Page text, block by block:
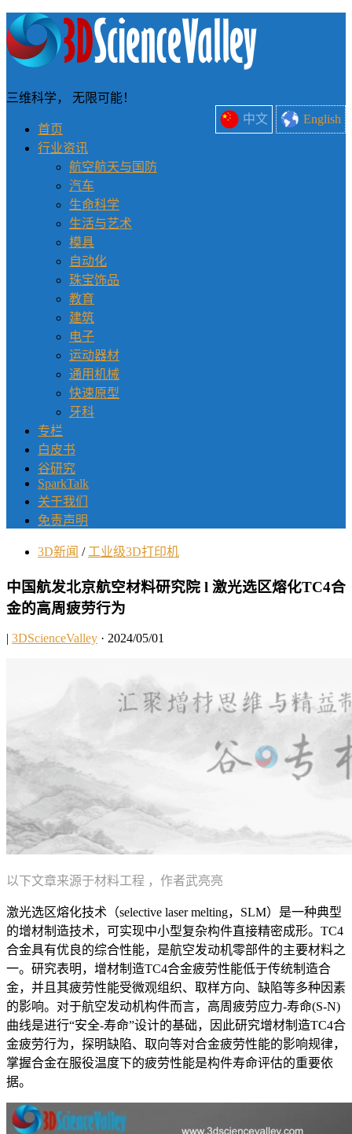
中文 English
三维科学， 无限可能！
首页
行业资讯
航空航天与国防
汽车
生命科学
生活与艺术
模具
自动化
珠宝饰品
教育
建筑
电子
运动器材
通用机械
快速原型
牙科
专栏
白皮书
谷研究
SparkTalk
关于我们
免责声明
3D新闻 / 工业级3D打印机
中国航发北京航空材料研究院 l 激光选区熔化TC4合
金的高周疲劳行为
| 3DScienceValley · 2024/05/01
以下文章来源于材料工程 ，作者武亮亮
激光选区熔化技术（selective laser melting，SLM）是一种典型
的增材制造技术，可实现中小型复杂构件直接精密成形。TC4
合金具有优良的综合性能，是航空发动机零部件的主要材料之
一。研究表明，增材制造TC4合金疲劳性能低于传统制造合
金，并且其疲劳性能受微观组织、取样方向、缺陷等多种因素
的影响。对于航空发动机构件而言，高周疲劳应力-寿命(S-N)
曲线是进行“安全-寿命”设计的基础，因此研究增材制造TC4合
金疲劳行为，探明缺陷、取向等对合金疲劳性能的影响规律，
掌握合金在服役温度下的疲劳性能是构件寿命评估的重要依
据。